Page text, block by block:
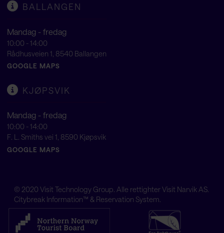
BALLANGEN
Mandag - fredag
10:00 - 14:00
Rådhusveien 1, 8540 Ballangen
GOOGLE MAPS
KJØPSVIK
Mandag - fredag
10:00 - 14:00
F. L. Smiths vei 1, 8590 Kjøpsvik
GOOGLE MAPS
© 2020 Visit Technology Group . Alle rettighter Visit Narvik AS.
Citybreak Information™ & Reservation System.